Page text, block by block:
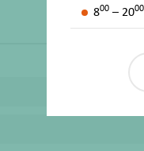
800 – 2000